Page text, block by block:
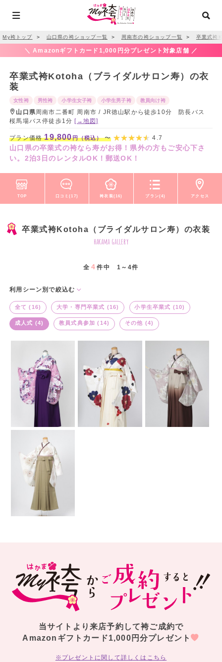
My袴トップ ＞ 山口県の袴ショップ一覧 ＞ 周南市の袴ショップ一覧 ＞ 卒業式袴
＼ Amazonギフトカード1,000円分プレゼント対象店舗 ／
卒業式袴Kotoha（ブライダルサロン寿）の衣
装
女性袴 男性袴 小学生女子袴 小学生男子袴 教員向け袴
山口県周南市二番町 周南市 / JR徳山駅から徒歩10分 防長バス
桜馬場バス停徒歩1分[→地図]
プラン価格19,800円（税込）〜 4.7
山口県の卒業式の袴なら寿がお得！県外の方もご安心下さ
い。2泊3日のレンタルOK！郵送OK！
TOP 口コミ(17) 袴衣装(16) プラン(4) アクセス
卒業式袴Kotoha（ブライダルサロン寿）の衣装
hakama gallery
全 4 件中 1～4件
利用シーン別で絞込む
全て (16) 大学・専門卒業式 (16) 小学生卒業式 (10)
成人式 (4) 教員式典参加 (14) その他 (4)
当サイトより来店予約して袴ご成約で
Amazonギフトカード1,000円分プレゼント
※プレゼントに関して詳しくはこちら